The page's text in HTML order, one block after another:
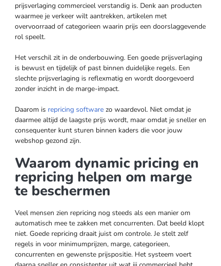
prijsverlaging commercieel verstandig is. Denk aan producten
waarmee je verkeer wilt aantrekken, artikelen met
overvoorraad of categorieen waarin prijs een doorslaggevende
rol speelt.
Het verschil zit in de onderbouwing. Een goede prijsverlaging
is bewust en tijdelijk of past binnen duidelijke regels. Een
slechte prijsverlaging is reflexmatig en wordt doorgevoerd
zonder inzicht in de marge-impact.
Daarom is repricing software zo waardevol. Niet omdat je
daarmee altijd de laagste prijs wordt, maar omdat je sneller en
consequenter kunt sturen binnen kaders die voor jouw
webshop gezond zijn.
Waarom dynamic pricing en
repricing helpen om marge
te beschermen
Veel mensen zien repricing nog steeds als een manier om
automatisch mee te zakken met concurrenten. Dat beeld klopt
niet. Goede repricing draait juist om controle. Je stelt zelf
regels in voor minimumprijzen, marge, categorieen,
concurrenten en gewenste prijspositie. Het systeem voert